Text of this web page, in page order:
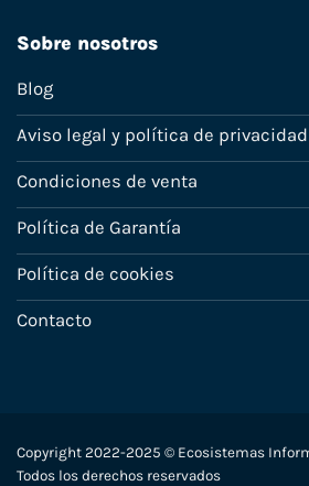
Sobre nosotros
Blog
Aviso legal y política de privacidad
Condiciones de venta
Política de Garantía
Política de cookies
Contacto
Copyright 2022-2025 © Ecosistemas
Todos los derechos reservados